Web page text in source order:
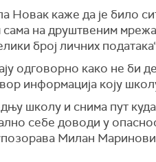
Нoвак каже да је било
сама на друштвеним
број личних
одговорно како не би
информација коју
школу и снима пут
себе доводи у
Милан